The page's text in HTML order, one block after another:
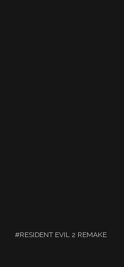
RESIDENT EVIL 2 REMAKE